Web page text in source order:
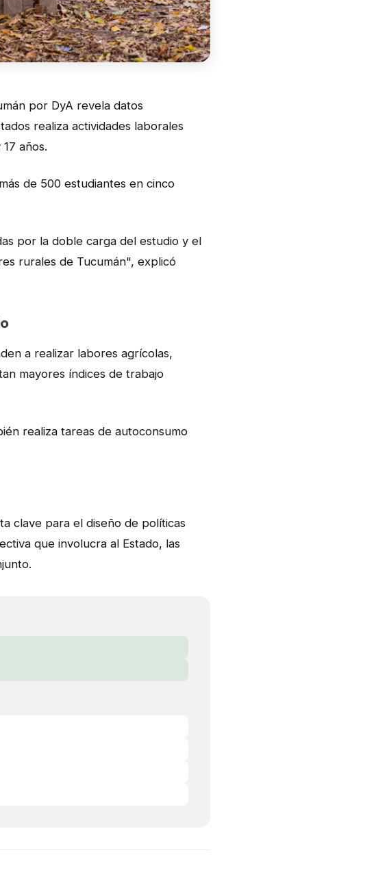
por DyA revela datos
realiza actividades laborales
años.
de 500 estudiantes en cinco
por la doble carga del estudio y el
rurales de Tucumán", explicó
a realizar labores agrícolas,
mayores índices de trabajo
realiza tareas de autoconsumo
clave para el diseño de políticas
que involucra al Estado, las